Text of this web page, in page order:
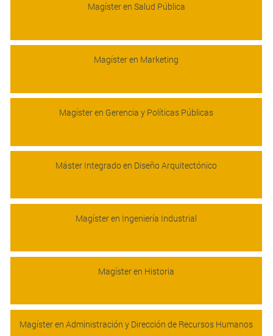
Magíster en Salud Pública
Magíster en Marketing
Magíster en Gerencia y Políticas Públicas
Máster Integrado en Diseño Arquitectónico
Magíster en Ingeniería Industrial
Magíster en Historia
Magíster en Administración y Dirección de Recursos Humanos